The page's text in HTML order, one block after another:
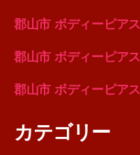
郡山市 ボディーピアス
郡山市 ボディーピアス
郡山市 ボディーピアス
カテゴリー